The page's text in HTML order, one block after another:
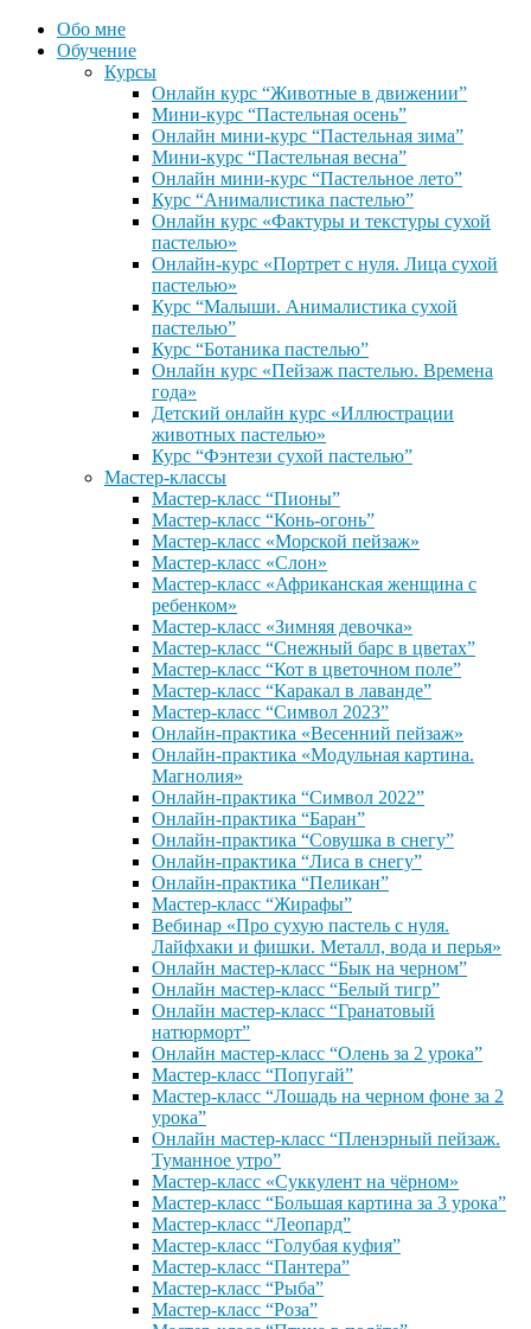
Обо мне
Обучение
Курсы
Онлайн курс “Животные в движении”
Мини-курс “Пастельная осень”
Онлайн мини-курс “Пастельная зима”
Мини-курс “Пастельная весна”
Онлайн мини-курс “Пастельное лето”
Курс “Анималистика пастелью”
Онлайн курс «Фактуры и текстуры сухой
пастелью»
Онлайн-курс «Портрет с нуля. Лица сухой
пастелью»
Курс “Малыши. Анималистика сухой
пастелью”
Курс “Ботаника пастелью”
Онлайн курс «Пейзаж пастелью. Времена
года»
Детский онлайн курс «Иллюстрации
животных пастелью»
Курс “Фэнтези сухой пастелью”
Мастер-классы
Мастер-класс “Пионы”
Мастер-класс “Конь-огонь”
Мастер-класс «Морской пейзаж»
Мастер-класс «Слон»
Мастер-класс «Африканская женщина с
ребенком»
Мастер-класс «Зимняя девочка»
Мастер-класс “Снежный барс в цветах”
Мастер-класс “Кот в цветочном поле”
Мастер-класс “Каракал в лаванде”
Мастер-класс “Символ 2023”
Онлайн-практика «Весенний пейзаж»
Онлайн-практика «Модульная картина.
Магнолия»
Онлайн-практика “Символ 2022”
Онлайн-практика “Баран”
Онлайн-практика “Совушка в снегу”
Онлайн-практика “Лиса в снегу”
Онлайн-практика “Пеликан”
Мастер-класс “Жирафы”
Вебинар «Про сухую пастель с нуля.
Лайфхаки и фишки. Металл, вода и перья»
Онлайн мастер-класс “Бык на черном”
Онлайн мастер-класс “Белый тигр”
Онлайн мастер-класс “Гранатовый
натюрморт”
Онлайн мастер-класс “Олень за 2 урока”
Мастер-класс “Попугай”
Мастер-класс “Лошадь на черном фоне за 2
урока”
Онлайн мастер-класс “Пленэрный пейзаж.
Туманное утро”
Мастер-класс «Суккулент на чёрном»
Мастер-класс “Большая картина за 3 урока”
Мастер-класс “Леопард”
Мастер-класс “Голубая куфия”
Мастер-класс “Пантера”
Мастер-класс “Рыба”
Мастер-класс “Роза”